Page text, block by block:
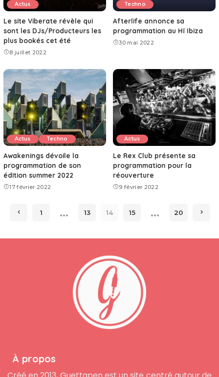
Actus
Le site Viberate révèle qui
sont les DJs/Producteurs les
plus bookés cet été
8 juillet 2022
Techno
Afterlife annonce sa
programmation au Hï Ibiza
30 mai 2022
Actus Techno
Awakenings dévoile la
programmation de son
édition summer 2022
17 février 2022
Actus
Le Rex Club présente sa
programmation pour la
réouverture
9 février 2022
1 … 13 14 15 … 20
À propos